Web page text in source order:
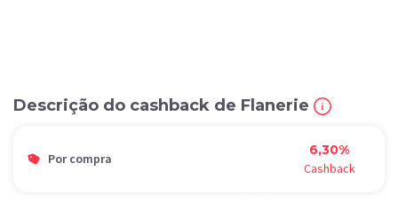
Descrição do cashback de Flanerie
Por compra
6,30%
Cashback